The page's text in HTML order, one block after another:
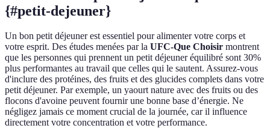
{#petit-dejeuner}
Un bon petit déjeuner est essentiel pour alimenter votre corps et
votre esprit. Des études menées par la UFC-Que Choisir montrent
que les personnes qui prennent un petit déjeuner équilibré sont 30%
plus performantes au travail que celles qui le sautent. Assurez-vous
d'inclure des protéines, des fruits et des glucides complets dans votre
petit déjeuner. Par exemple, un yaourt nature avec des fruits ou des
flocons d'avoine peuvent fournir une bonne base d’énergie. Ne
négligez jamais ce moment crucial de la journée, car il influence
directement votre concentration et votre performance.